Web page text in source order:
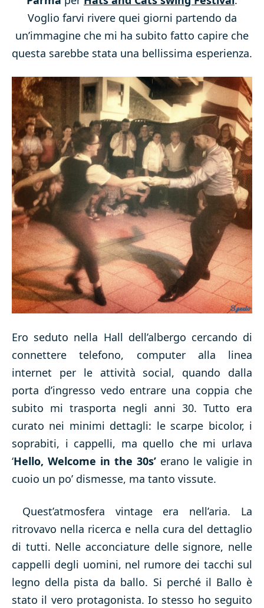
Voglio farvi rivere quei giorni partendo da
un’immagine che mi ha subito fatto capire che
questa sarebbe stata una bellissima esperienza.
Ero seduto nella Hall dell’albergo cercando di
connettere telefono, computer alla linea
internet per le attività social, quando dalla
porta d’ingresso vedo entrare una coppia che
subito mi trasporta negli anni 30. Tutto era
curato nei minimi dettagli: le scarpe bicolor, i
soprabiti, i cappelli, ma quello che mi urlava
‘Hello, Welcome in the 30s’ erano le valigie in
cuoio un po’ dismesse, ma tanto vissute.
Quest’atmosfera vintage era nell’aria. La
ritrovavo nella ricerca e nella cura del dettaglio
di tutti. Nelle acconciature delle signore, nelle
cappelli degli uomini, nel rumore dei tacchi sul
legno della pista da ballo. Si perché il Ballo è
stato il vero protagonista. Io stesso ho seguito